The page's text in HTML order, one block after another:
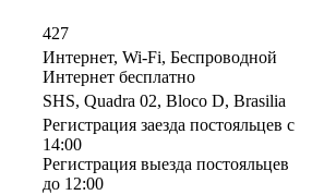
427
Интернет, Wi-Fi, Беспроводной
Интернет бесплатно
SHS, Quadra 02, Bloco D, Brasilia
Регистрация заезда постояльцев с
14:00
Регистрация выезда постояльцев
до 12:00